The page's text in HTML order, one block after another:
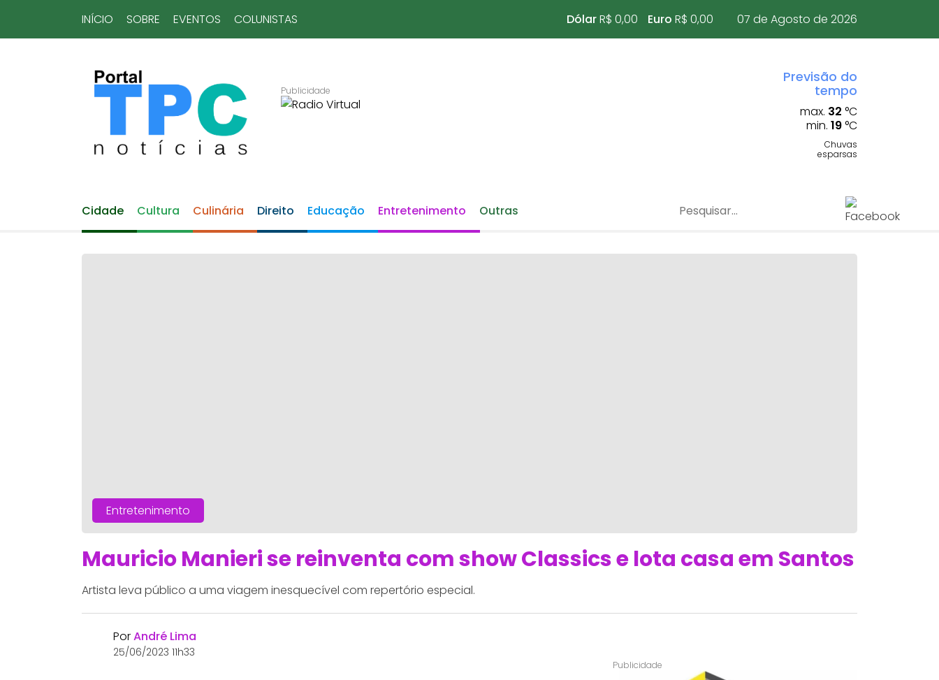
INÍCIO SOBRE EVENTOS COLUNISTAS DólarR$ 0,00 Euro R$ 0,00 07 de Agosto de 2026
Previsão do
tempo
max. 32 °C
min. 19 °C
Chuvas
esparsas
Cidade Cultura Culinária Direito Educação Entretenimento Outras
Entretenimento
Mauricio Manieri se reinventa com show Classics e lota casa em Santos
Artista leva público a uma viagem inesquecível com repertório especial.
PorAndré Lima
25/06/2023 11h33